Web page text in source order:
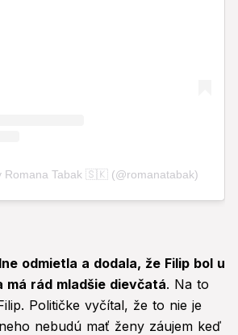
odmietla a dodala, že Filip bol u
má rád mladšie dievčatá. Na to
Političke vyčítal, že to nie je
nebudú mať ženy záujem keď